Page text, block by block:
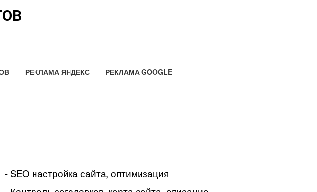
РЕКЛАМА ЯНДЕКС РЕКЛАМА GOOGLE
- SEO настройка сайта, оптимизация